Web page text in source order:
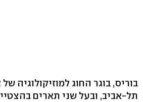
בוריס, בוגר החוג למוזיקולוגיה
תל-אביב, ובעל שני תארים